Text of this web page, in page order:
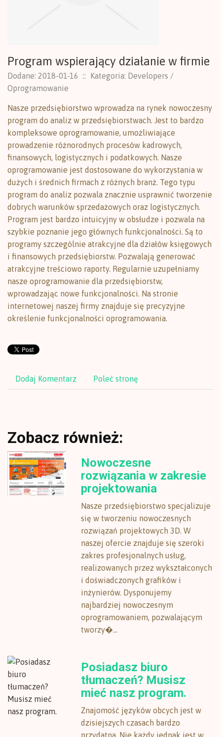
Program wspierający działanie w firmie
Dodane: 2018-01-16 ::
Kategoria: Developers /
Oprogramowanie
Nasze przedsiębiorstwo wprowadza na rynek nowoczesny
program do analiz w przedsiębiorstwach. Jest to bardzo
kompleksowe oprogramowanie, umożliwiające
prowadzenie różnorodnych procesów kadrowych,
finansowych, logistycznych i podatkowych. Nasze
oprogramowanie jest dostosowane do wykorzystania w
dużych i średnich firmach z różnych branż. Tego typu
program do analiz pozwala znacznie usprawnić tworzenie
dobrych warunków sprzedażowych oraz logistycznych.
Program jest bardzo intuicyjny w obsłudze i pozwala na
szybkie poznanie jego głównych funkcjonalności. Są to
programy szczególnie atrakcyjne dla działów księgowych
i finansowych przedsiębiorstw. Pozwalają generować
atrakcyjne treściowo raporty. Regularnie uzupełniamy
nasze oprogramowanie dla przedsiębiorstw,
wprowadzając nowe funkcjonalności. Na stronie
internetowej naszej firmy znajduje się precyzyjne
określenie funkcjonalności oprogramowania.
Dodaj Komentarz Poleć stronę
Zobacz również:
Nowoczesne
rozwiązania w zakresie
projektowania
Nasze przedsiębiorstwo specjalizuje
się w tworzeniu nowoczesnych
rozwiązań projektowych 3D. W
naszej ofercie znajduje się szeroki
zakres profesjonalnych usług,
realizowanych przez wykształconych
i doświadczonych grafików i
inżynierów. Dysponujemy
najbardziej nowoczesnym
oprogramowaniem, pozwalającym
tworzy�...
Posiadasz biuro
tłumaczeń? Musisz
mieć nasz program.
Znajomość języków obcych jest w
dzisiejszych czasach bardzo
przydatna. Nie każdy jednak jest w